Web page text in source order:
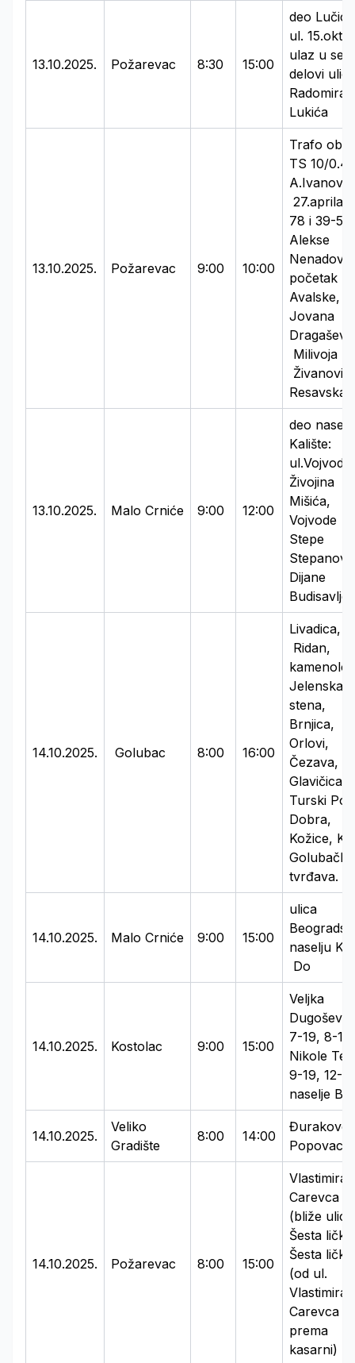
13.10.2025. Požarevac 8:30 15:00
deo
ul.
ulaz u
delovi ulice
Radomira
Lukića
13.10.2025. Požarevac 9:00 10:00
Trafo
TS 10/
27.aprila
78 i 39-57,
Alekse
početak
Avalske,
Jovana
Milivoja
Resavska
13.10.2025. Malo Crniće 9:00 12:00
deo
Kalište:
ul.Vojvode
Živojina
Mišića,
Vojvode
Stepe
Dijane
14.10.2025. Golubac 8:00 16:00
Livadica,
Ridan,
Jelenska
stena,
Brnjica,
Orlovi,
Čezava,
Glavičica,
Turski
Dobra,
Kožice,
Golubačka
tvrđava.
14.10.2025. Malo Crniće 9:00 15:00
ulica
naselju
Do
14.10.2025. Kostolac 9:00 15:00
Veljka
7-19, 8-18,
Nikole
9-19, 12-
naselje
14.10.2025.
Veliko
Gradište
8:00 14:00
Đurakovo i
Popovac
14.10.2025. Požarevac 8:00 15:00
Vlastimira
Carevca
(bliže ulici
Šesta
Šesta lička
(od ul.
Vlastimira
Carevca
prema
kasarni)